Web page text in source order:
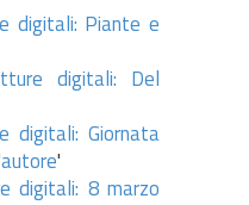
digitali: Piante e
digitali: Del
digitali: Giornata
'
digitali: 8 marzo